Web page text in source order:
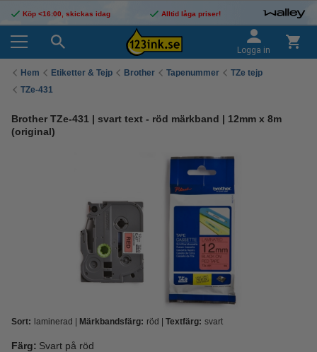
Köp <16:00, skickas idag Alltid låga priser!
Logga in
Hem Etiketter & Tejp Brother Tapenummer
TZe tejp
TZe-431
Brother TZe-431 | svart text - röd märkband | 12mm x 8m
(original)
Sort: laminerad Märkbandsfärg: röd Textfärg: svart
Färg: Svart på röd